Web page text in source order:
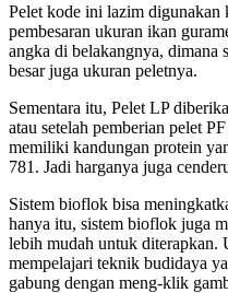
Pelet kode ini lazim digunakan
pembesaran ukuran ikan
angka di belakangnya, dimana
besar juga ukuran peletnya.
Sementara itu, Pelet LP
atau setelah pemberian pelet
memiliki kandungan protein
781. Jadi harganya juga
Sistem bioflok bisa
hanya itu, sistem bioflok juga
lebih mudah untuk diterapkan.
mempelajari teknik budidaya
gabung dengan meng-klik